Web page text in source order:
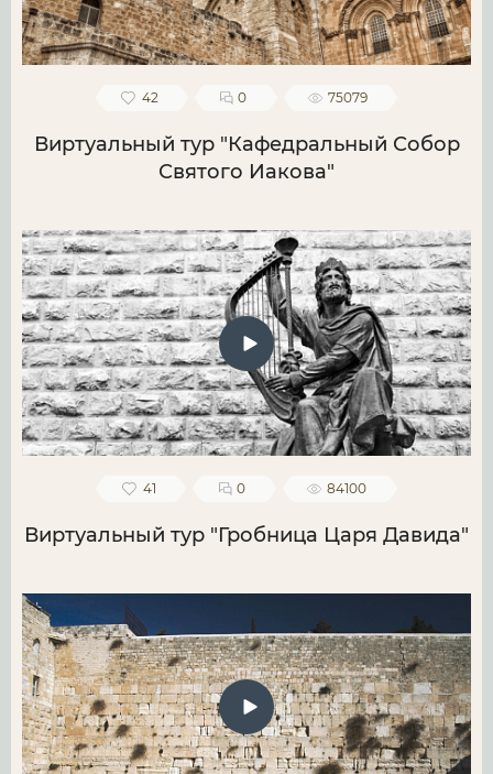
42 0 75079
Виртуальный тур "Кафедральный Собор
Святого Иакова"
41 0 84100
Виртуальный тур "Гробница Царя Давида"